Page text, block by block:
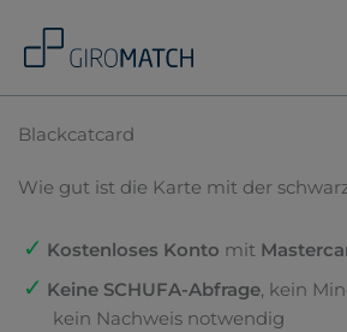
content
Blackcatcard
Wie gut ist die Karte mit der
Kostenloses Konto mit
Keine SCHUFA-Abfrage, kein
kein Nachweis notwendig